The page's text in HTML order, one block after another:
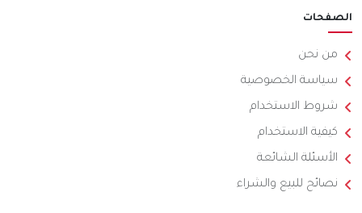
الصفحات
من نحن
سياسة الخصوصية
شروط الاستخدام
كيفية الاستخدام
الأسئلة الشائعة
نصائح للبيع والشراء